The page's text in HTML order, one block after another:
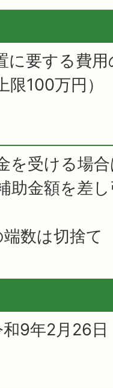
に要する費
100万円）
を受ける場
助金額を差
数は切捨て
9年2月26日